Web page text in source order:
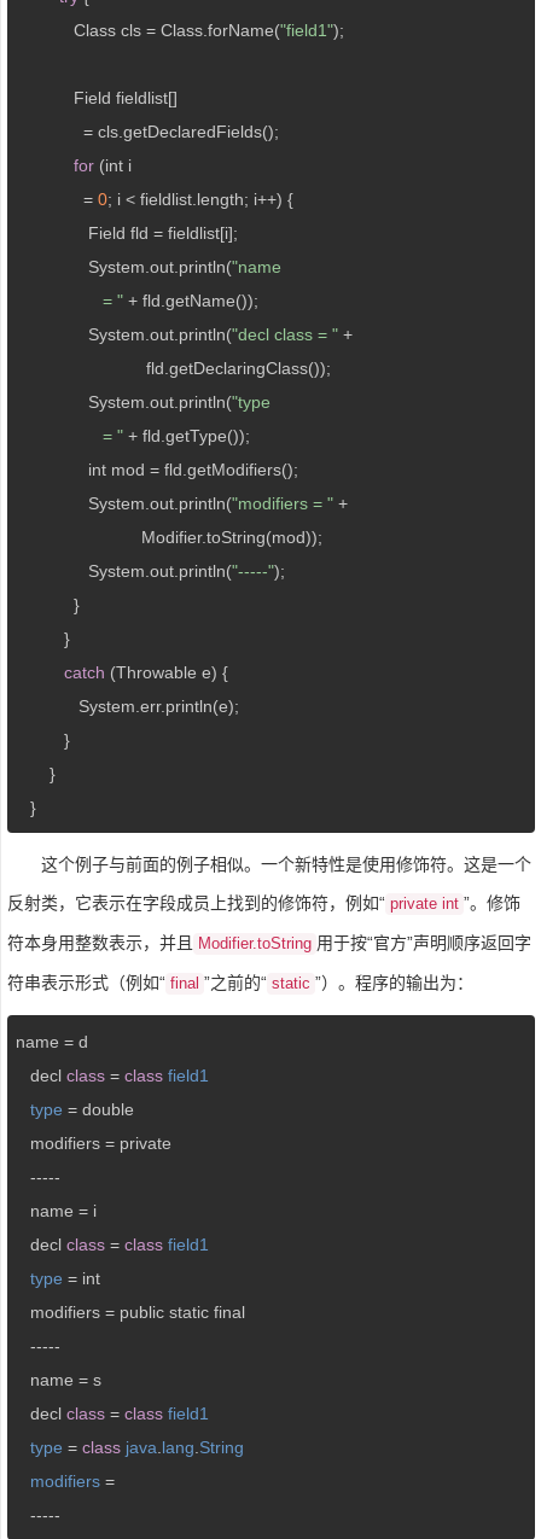
            Class cls = Class.forName(
"field1");
            Field fieldlist[]
              = cls.getDeclaredFields();
for (int i
              =
0; i < fieldlist.length; i++) {
               Field fld = fieldlist[i];
               System.out.println(
"name
                  = "
+ fld.getName());
               System.out.println(
"decl class = " +
                           fld.getDeclaringClass());
               System.out.println(
"type
                  = "
+ fld.getType());
               int mod = fld.getModifiers();
               System.out.println(
"modifiers = " +
                          Modifier.toString(mod));
               System.out.println(
"-----");
            }
          }
catch (Throwable e) {
             System.err.println(e);
          }
       }
   }
这个例子与前面的例子相似。一个新特性是使用修饰符。这是一个
反射类，它表示在字段成员上找到的修饰符，例如“ private int ”。修饰
符本身用整数表示，并且 Modifier.toString 用于按“官方”声明顺序返回字
符串表示形式（例如“ final ”之前的“ static ”）。程序的输出为：
name = d
   decl
class = class field1
type = double
   modifiers = private
   -----
   name = i
   decl
class = class field1
type = int
   modifiers = public static final
   -----
   name = s
   decl
class = class field1
type = class java lang String
modifiers =
   -----